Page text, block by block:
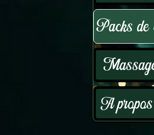
Packs de
A